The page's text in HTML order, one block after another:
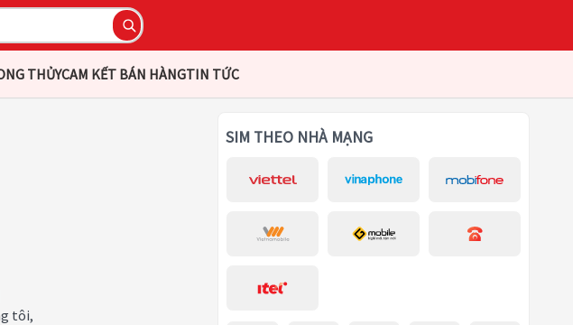
THỦYCAM KẾT BÁN HÀNGTIN TỨC
tôi,
SIM THEO NHÀ MẠNG